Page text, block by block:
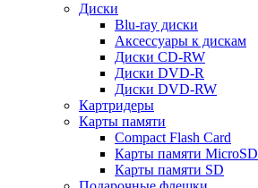
Диски
Blu-ray диски
Аксессуары к дискам
Диски CD-RW
Диски DVD-R
Диски DVD-RW
Картридеры
Карты памяти
Compact Flash Card
Карты памяти MicroSD
Карты памяти SD